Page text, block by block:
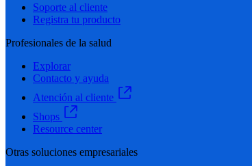
Soporte al cliente
Registra tu producto
Profesionales de la salud
Explorar
Contacto y ayuda
Atención al cliente
Shops
Resource center
Otras soluciones empresariales